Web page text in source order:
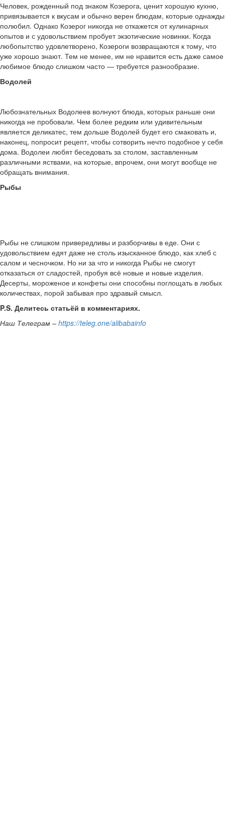
Человек, рожденный под знаком Козерога, ценит хорошую кухню,
привязывается к вкусам и обычно верен блюдам, которые однажды
полюбил. Однако Козерог никогда не откажется от кулинарных
опытов и с удовольствием пробует экзотические новинки. Когда
любопытство удовлетворено, Козероги возвращаются к тому, что
уже хорошо знают. Тем не менее, им не нравится есть даже самое
любимое блюдо слишком часто — требуется разнообразие.
Водолей
Любознательных Водолеев волнуют блюда, которых раньше они
никогда не пробовали. Чем более редким или удивительным
является деликатес, тем дольше Водолей будет его смаковать и,
наконец, попросит рецепт, чтобы сотворить нечто подобное у себя
дома. Водолеи любят беседовать за столом, заставленным
различными яствами, на которые, впрочем, они могут вообще не
обращать внимания.
Рыбы
Рыбы не слишком привередливы и разборчивы в еде. Они с
удовольствием едят даже не столь изысканное блюдо, как хлеб с
салом и чесночком. Но ни за что и никогда Рыбы не смогут
отказаться от сладостей, пробуя всё новые и новые изделия.
Десерты, мороженое и конфеты они способны поглощать в любых
количествах, порой забывая про здравый смысл.
P.S. Делитесь статьёй в комментариях.
Наш Телеграм – https://teleg.one/alibabainfo